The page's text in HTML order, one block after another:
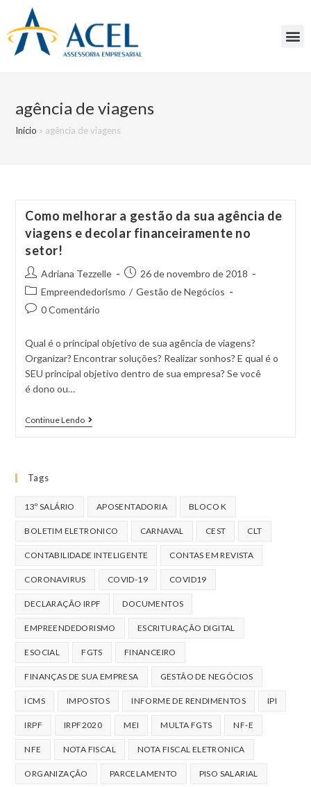
agência de viagens
Início » agência de viagens
Como melhorar a gestão da sua agência de
viagens e decolar financeiramente no
setor!
Adriana Tezzelle
26 de novembro de 2018
Empreendedorismo / Gestão de Negócios
0 Comentário
Qual é o principal objetivo de sua agência de viagens?
Organizar? Encontrar soluções? Realizar sonhos? E qual é o
SEU principal objetivo dentro de sua empresa? Se você
é dono ou…
Continue Lendo
Tags
13º SALÁRIO APOSENTADORIA BLOCO K
BOLETIM ELETRONICO CARNAVAL CEST CLT
CONTABILIDADE INTELIGENTE CONTAS EM REVISTA
CORONAVIRUS COVID-19 COVID19
DECLARAÇÃO IRPF DOCUMENTOS
EMPREENDEDORISMO ESCRITURAÇÃO DIGITAL
ESOCIAL FGTS FINANCEIRO
FINANÇAS DE SUA EMPRESA GESTÃO DE NEGÓCIOS
ICMS IMPOSTOS INFORME DE RENDIMENTOS IPI
IRPF IRPF2020 MEI MULTA FGTS NF-E
NFE NOTA FISCAL NOTA FISCAL ELETRONICA
ORGANIZAÇÃO PARCELAMENTO PISO SALARIAL